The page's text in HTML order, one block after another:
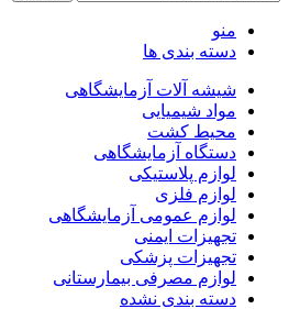
منو
دسته بندی ها
شیشه آلات آزمایشگاهی
مواد شیمیایی
محیط کشت
دستگاه آزمایشگاهی
لوازم پلاستیکی
لوازم فلزی
لوازم عمومی آزمایشگاهی
تجهیزات ایمنی
تجهیزات پزشکی
لوازم مصرفی بیمارستانی
دسته بندی نشده